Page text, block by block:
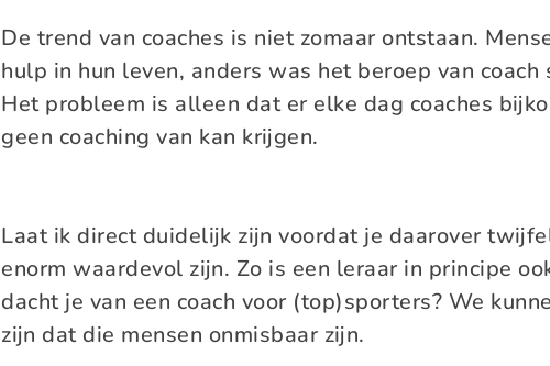
De trend van coaches is niet zomaar ontstaan.
hulp in hun leven, anders was het beroep van
Het probleem is alleen dat er elke dag coaches
geen coaching van kan krijgen.
Laat ik direct duidelijk zijn voordat je daarover
enorm waardevol zijn. Zo is een leraar in principe
dacht je van een coach voor (top)sporters? We
zijn dat die mensen onmisbaar zijn.